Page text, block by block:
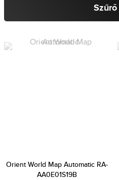
Szűrő
Orient World Map Automatic RA-
AA0E01S19B